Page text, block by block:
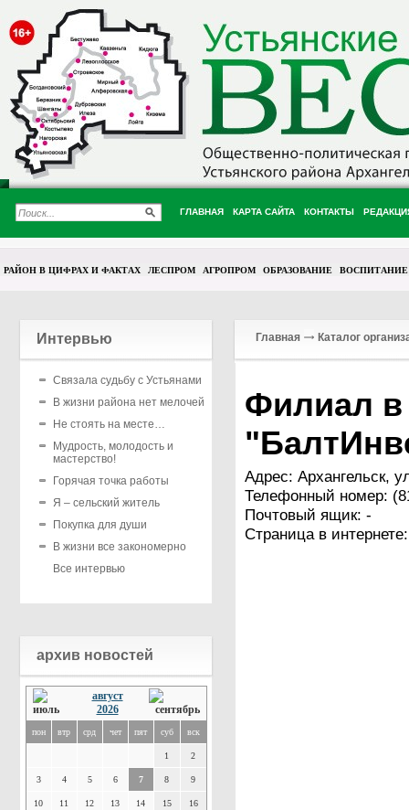
ГЛАВНАЯ КАРТА САЙТА КОНТАКТЫ
РАЙОН В ЦИФРАХ И ФАКТАХ ЛЕСПРОМ АГРОПРОМ ОБРАЗОВАНИЕ ВОСПИТАНИЕ
Интервью
Связала судьбу с Устьянами
В жизни района нет мелочей
Не стоять на месте…
Мудрость, молодость и
мастерство!
Горячая точка работы
Я – сельский житель
Покупка для души
В жизни все закономерно
Все интервью
архив новостей
август
2026
пон втр срд чет пят суб вск
1 2
3 4 5 6 7 8 9
10 11 12 13 14 15 16
Главная Каталог
Филиал в
Адрес: Архангельск,
Телефонный номер:
Почтовый ящик: -
Страница в